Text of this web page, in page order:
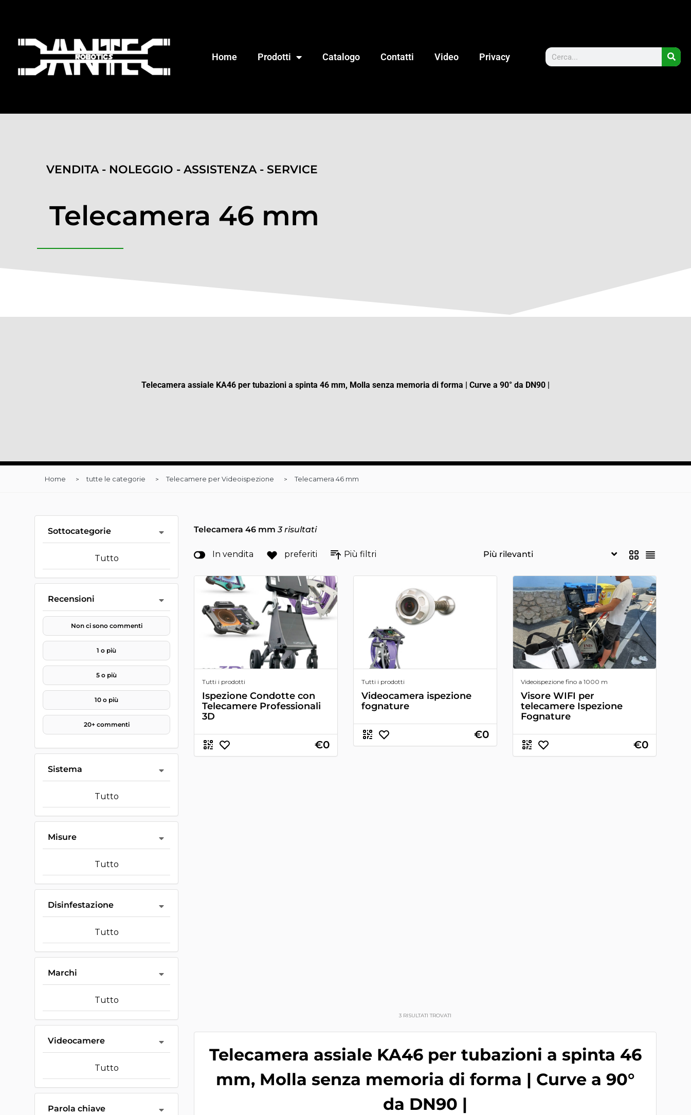
Home Prodotti Catalogo Contatti Video Privacy
VENDITA - NOLEGGIO - ASSISTENZA - SERVICE
Telecamera 46 mm
Telecamera assiale KA46 per tubazioni a spinta 46 mm, Molla senza memoria di forma | Curve a 90° da DN90 |
Home tutte le categorie Telecamere per Videoispezione Telecamera 46 mm
Sottocategorie
Tutto
Recensioni
Non ci sono commenti
1 o più
5 o più
10 o più
20+ commenti
Sistema
Tutto
Misure
Tutto
Disinfestazione
Tutto
Marchi
Tutto
Videocamere
Tutto
Parola chiave
Telecamera 46 mm3risultati
In vendita preferiti Più filtri
Tutti i prodotti
Ispezione Condotte con
Telecamere Professionali
3D
€0
Tutti i prodotti
Videocamera ispezione
fognature
€0
Videoispezione fino a 1000 m
Visore WIFI per
telecamere Ispezione
Fognature
€0
3 RISULTATI TROVATI
Telecamera assiale KA46 per tubazioni a spinta 46
mm, Molla senza memoria di forma | Curve a 90°
da DN90 |